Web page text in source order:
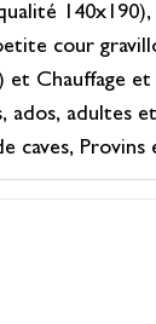
cour
et Chauffage
ados, adultes
caves,